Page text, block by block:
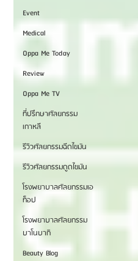
Event
Medical
Oppa Me Today
Review
Oppa Me TV
ที่ปรึกษาศัลยกรรม
เกาหลี
รีวิวศัลยกรรมฉีดไขมัน
รีวิวศัลยกรรมดูดไขมัน
โรงพยาบาลศัลยกรรมเอ
ท็อป
โรงพยาบาลศัลยกรรม
บาโนบากิ
Beauty Blog